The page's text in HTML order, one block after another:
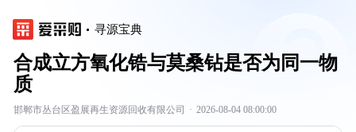
寻源宝典
合成立方氧化锆与莫桑钻是否为同一物
质
邯郸市丛台区盈展再生资源回收有限公司 · 2026-08-04 08:00:00